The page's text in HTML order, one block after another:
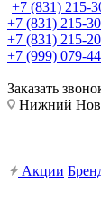
+7 (831) 215-
+7 (831) 215-
+7 (831) 215-
+7 (999) 079-
Заказать
Нижний
Акции